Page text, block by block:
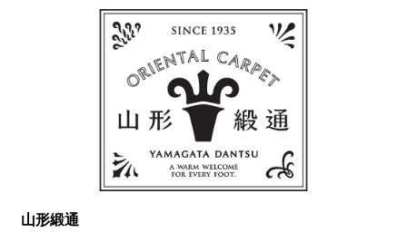
山形緞通